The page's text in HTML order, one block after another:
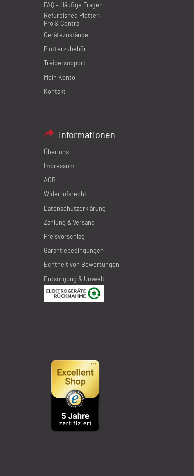
FAQ – Häufige Fragen
Refurbished Plotter:
Pro & Contra
Gerätezustände
Plotterzubehör
Treibersupport
Mein Konto
Kontakt
Informationen
Über uns
Impressum
AGB
Widerrufsrecht
Datenschutzerklärung
Zahlung & Versand
Preisvorschlag
Garantiebedingungen
Echtheit von Bewertungen
Entsorgung & Umwelt